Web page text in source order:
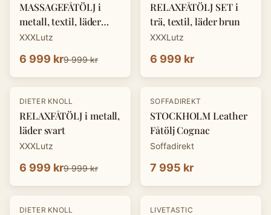
MASSAGEFÅTÖLJ i
metall, textil, läder
mörkgrå
XXXLutz
6 999 kr9 999 kr
RELAXFÅTÖLJ SET i
trä, textil, läder brun
XXXLutz
6 999 kr
-30%
DIETER KNOLL
RELAXFÅTÖLJ i metall,
läder svart
XXXLutz
6 999 kr9 999 kr
SOFFADIREKT
STOCKHOLM Leather
Fåtölj Cognac
Soffadirekt
7 995 kr
-33%
DIETER KNOLL LIVETASTIC